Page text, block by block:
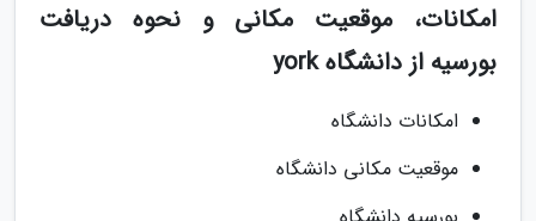
امکانات، موقعیت مکانی و نحوه دریافت
بورسیه از دانشگاه york
امکانات دانشگاه
موقعیت مکانی دانشگاه